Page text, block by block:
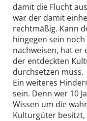
damit die Flucht
war der damit
rechtmäßig. Kann
hingegen sein
nachweisen, hat er
der entdeckten
durchsetzen muss.
Ein weiteres
sein. Denn wer 10
Wissen um die
Kulturgüter